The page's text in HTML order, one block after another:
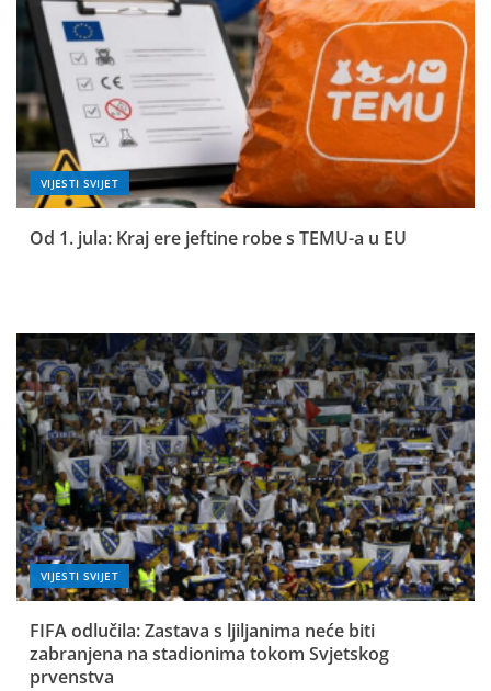
VIJESTI SVIJET
Od 1. jula: Kraj ere jeftine robe s TEMU-a u EU
VIJESTI SVIJET
FIFA odlučila: Zastava s ljiljanima neće biti
zabranjena na stadionima tokom Svjetskog
prvenstva